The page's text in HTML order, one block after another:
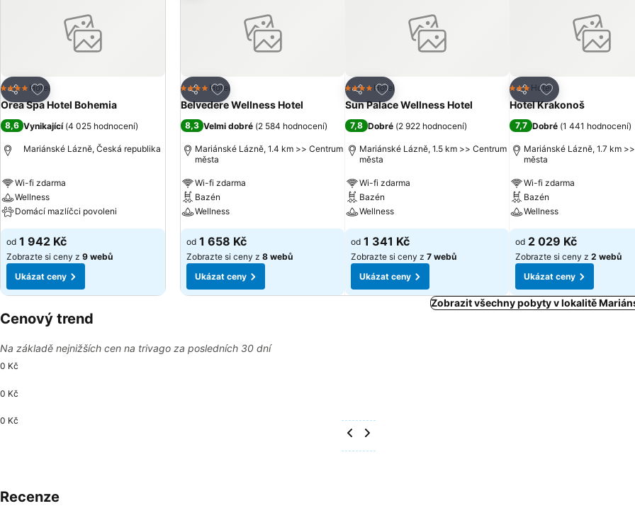
Sdílet
Přidat na seznam oblíbených hotelů
4 Počet hvězdiček
Hotel
Orea Spa Hotel Bohemia
8,6 Vynikající (4 025 hodnocení)
Mariánské Lázně, Česká republika
Wi-fi zdarma
Wellness
Domácí mazlíčci povoleni
od 1 942 Kč
Zobrazte si ceny z 9 webů
Ukázat ceny
Sdílet
Přidat na seznam oblíbených hotelů
4 Počet hvězdiček
Hotel
Belvedere Wellness Hotel
8,3 Velmi dobré (2 584 hodnocení)
Mariánské Lázně, 1.4 km >> Centrum
města
Wi-fi zdarma
Bazén
Wellness
od 1 658 Kč
Zobrazte si ceny z 8 webů
Ukázat ceny
Sdílet
Přidat na seznam oblíbených hotelů
4 Počet hvězdiček
Hotel
Sun Palace Wellness Hotel
7,8 Dobré (2 922 hodnocení)
Mariánské Lázně, 1.5 km >> Centrum
města
Wi-fi zdarma
Bazén
Wellness
od 1 341 Kč
Zobrazte si ceny z 7 webů
Ukázat ceny
Sdílet
Přidat na seznam
3 Počet hvězdiček
Hotel
Hotel Krakonoš
7,7 Dobré (1 441 hodnocení)
Mariánské Lázně, 1.7 km
města
Wi-fi zdarma
Bazén
Wellness
od 2 029 Kč
Zobrazte si ceny z 2 webů
Ukázat ceny
Zobrazit všechny pobyty v lokalitě
Cenový trend
Na základě nejnižších cen na trivago za posledních 30 dní
0 Kč
0 Kč
0 Kč
Recenze